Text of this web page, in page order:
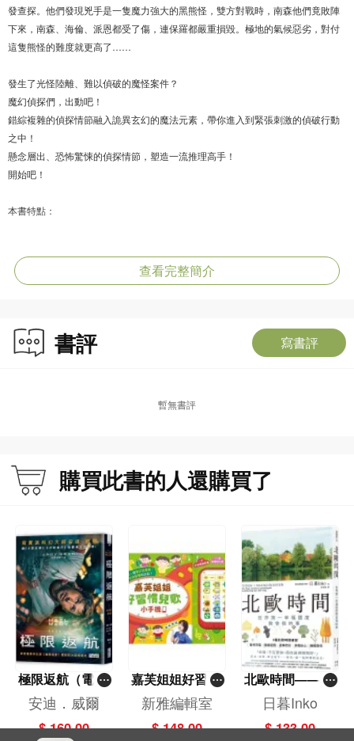
發查探。他們發現兇手是一隻魔力強大的黑熊怪，雙方對戰時，南森他們竟敗陣
下來，南森、海倫、派恩都受了傷，連保羅都嚴重損毀。極地的氣候惡劣，對付
這隻熊怪的難度就更高了……
發生了光怪陸離、難以偵破的魔怪案件？
魔幻偵探們，出動吧！
錯綜複雜的偵探情節融入詭異玄幻的魔法元素，帶你進入到緊張刺激的偵破行動
之中！
懸念層出、恐怖驚悚的偵探情節，塑造一流推理高手！
開始吧！
本書特點：
發小讀者的想像力。
3. 革新版在故事後附加「推理時間」，以偵探小故事形式，讓讀者推理破案，啟
查看完整簡介
書評 寫書評
暫無書評
購買此書的人還購買了
極限返航（電影
書衣典藏版）
（獨家收錄作者
訪談）
安迪．威爾
$ 160.00
嘉芙姐姐好習慣
兒歌小手機
新雅編輯室
$ 148.00
北歐時間——世
界第一幸福國度
教會我的事
日暮Inko
$ 133.00